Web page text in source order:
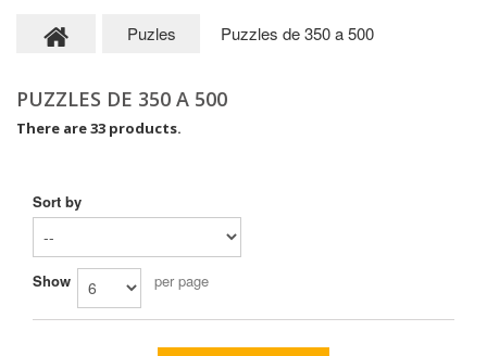
Puzles Puzzles de 350 a 500
PUZZLES DE 350 A 500
There are 33 products.
Sort by
Show per page